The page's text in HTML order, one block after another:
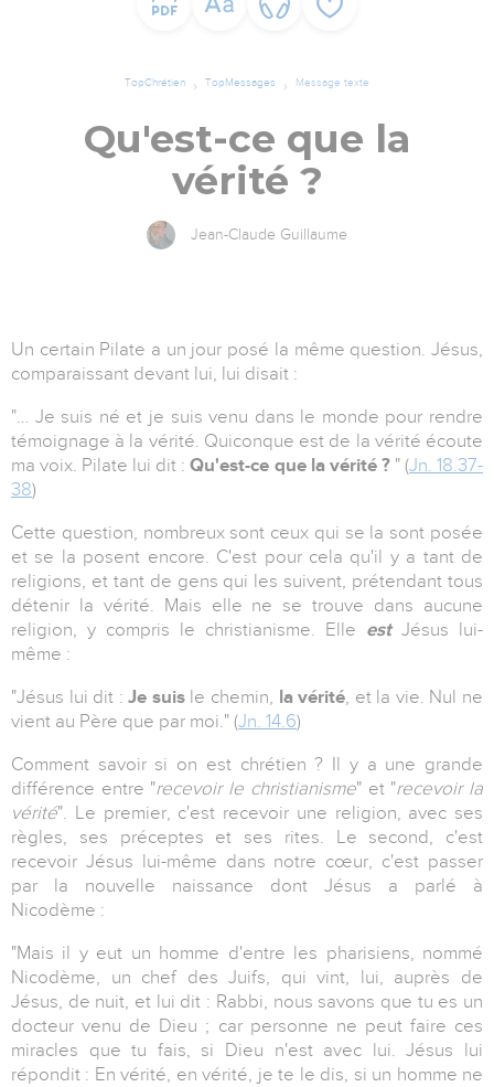
TopChrétien TopMessages Message texte
Qu'est-ce que la
vérité ?
Jean-Claude Guillaume
Un certain Pilate a un jour posé la même question. Jésus,
comparaissant devant lui, lui disait :
"… Je suis né et je suis venu dans le monde pour rendre
témoignage à la vérité. Quiconque est de la vérité écoute
ma voix. Pilate lui dit :Qu'est-ce que la vérité ?" (Jn. 18.37-
38)
Cette question, nombreux sont ceux qui se la sont posée
et se la posent encore. C'est pour cela qu'il y a tant de
religions, et tant de gens qui les suivent, prétendant tous
détenir la vérité. Mais elle ne se trouve dans aucune
religion, y compris le christianisme. Elle estJésus lui-
même :
"Jésus lui dit :Je suisle chemin, la vérité, et la vie. Nul ne
vient au Père que par moi." (Jn. 14.6)
Comment savoir si on est chrétien ? Il y a une grande
différence entre "recevoir le christianisme" et "recevoir la
vérité". Le premier, c'est recevoir une religion, avec ses
règles, ses préceptes et ses rites. Le second, c'est
recevoir Jésus lui-même dans notre cœur, c'est passer
par la nouvelle naissance dont Jésus a parlé à
Nicodème :
"Mais il y eut un homme d'entre les pharisiens, nommé
Nicodème, un chef des Juifs, qui vint, lui, auprès de
Jésus, de nuit, et lui dit : Rabbi, nous savons que tu es un
docteur venu de Dieu ; car personne ne peut faire ces
miracles que tu fais, si Dieu n'est avec lui. Jésus lui
répondit : En vérité, en vérité, je te le dis, si un homme ne